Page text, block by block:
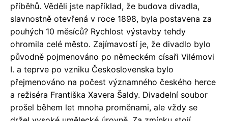
příběhů. Věděli jste například, že budova divadla,
slavnostně otevřená v roce 1898, byla postavena za
pouhých 10 měsíců? Rychlost výstavby tehdy
ohromila celé město. Zajímavostí je, že divadlo bylo
původně pojmenováno po německém císaři Vilémovi
I. a teprve po vzniku Československa bylo
přejmenováno na počest významného českého herce
a režiséra Františka Xavera Šaldy. Divadelní soubor
prošel během let mnoha proměnami, ale vždy se